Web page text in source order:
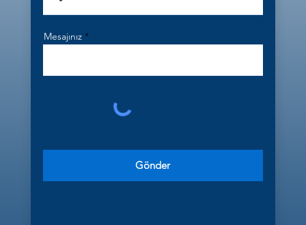
Gönder
Mesajınız